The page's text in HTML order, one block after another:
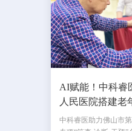
AI赋能！中科睿
人民医院搭建老
中科睿医助力佛山市